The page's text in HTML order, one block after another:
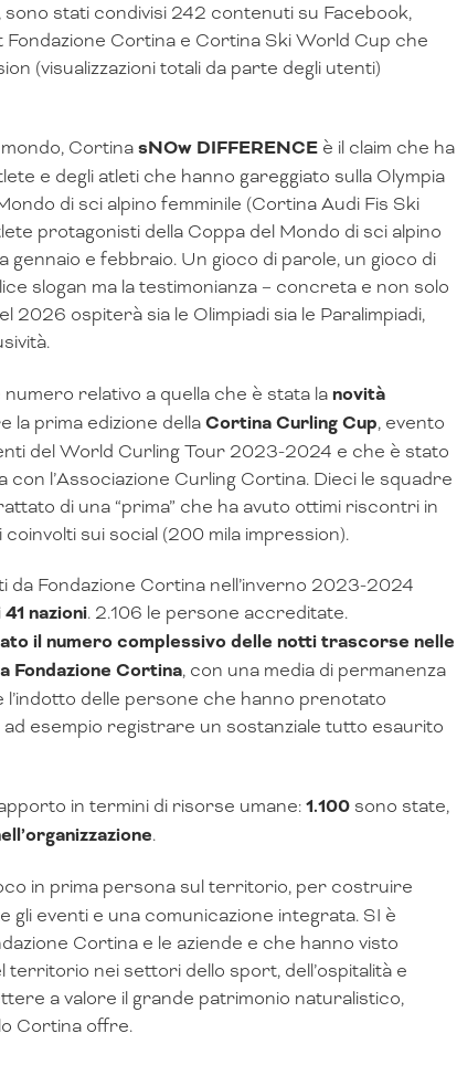
sono stati condivisi 242 contenuti su Facebook,
Fondazione Cortina e Cortina Ski World Cup che
(visualizzazioni totali da parte degli utenti)
CortinasNOw DIFFERENCE è il claim che ha
e degli atleti che hanno gareggiato sulla Olympia
di sci alpino femminile (Cortina Audi Fis Ski
protagonisti della Coppa del Mondo di sci alpino
e febbraio. Un gioco di parole, un gioco di
slogan ma la testimonianza – concreta e non solo
2026 ospiterà sia le Olimpiadi sia le Paralimpiadi,
relativo a quella che è stata lanovità
la prima edizione dellaCortina Curling Cup, evento
del World Curling Tour 2023-2024 e che è stato
l’Associazione Curling Cortina. Dieci le squadre
di una “prima” che ha avuto ottimi riscontri in
sui social (200 mila impression).
da Fondazione Cortina nell’inverno 2023-2024
nazioni. 2.106 le persone accreditate.
il numero complessivo delle notti trascorse nelle
Cortina, con una media di permanenza
delle persone che hanno prenotato
esempio registrare un sostanziale tutto esaurito
in termini di risorse umane:1.100sono state,
.
in prima persona sul territorio, per costruire
eventi e una comunicazione integrata. SI è
Cortina e le aziende e che hanno visto
nei settori dello sport, dell’ospitalità e
a valore il grande patrimonio naturalistico,
Cortina offre.